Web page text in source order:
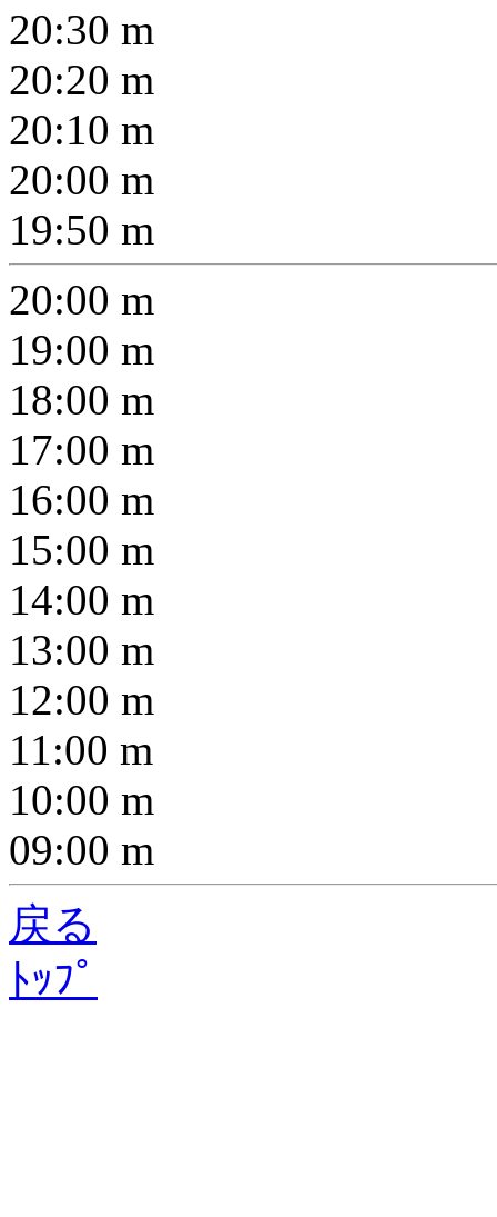
20:30 m
20:20 m
20:10 m
20:00 m
19:50 m
20:00 m
19:00 m
18:00 m
17:00 m
16:00 m
15:00 m
14:00 m
13:00 m
12:00 m
11:00 m
10:00 m
09:00 m
戻る
ﾄｯﾌﾟ